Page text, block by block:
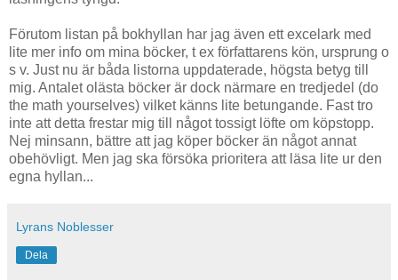
Förutom listan på bokhyllan har jag även ett excelark med
lite mer info om mina böcker, t ex författarens kön, ursprung o
s v. Just nu är båda listorna uppdaterade, högsta betyg till
mig. Antalet olästa böcker är dock närmare en tredjedel (do
the math yourselves) vilket känns lite betungande. Fast tro
inte att detta frestar mig till något tossigt löfte om köpstopp.
Nej minsann, bättre att jag köper böcker än något annat
obehövligt. Men jag ska försöka prioritera att läsa lite ur den
egna hyllan...
Lyrans Noblesser
Dela